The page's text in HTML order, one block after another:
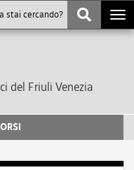
del Friuli Venezia